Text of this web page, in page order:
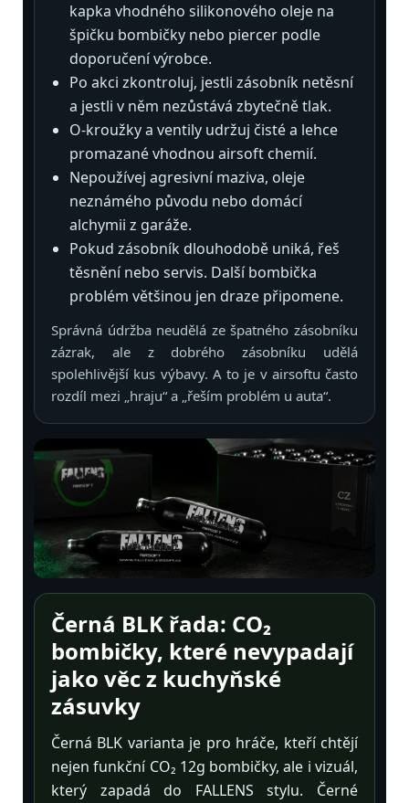
kapka vhodného silikonového oleje na
špičku bombičky nebo piercer podle
doporučení výrobce.
Po akci zkontroluj, jestli zásobník netěsní
a jestli v něm nezůstává zbytečně tlak.
O-kroužky a ventily udržuj čisté a lehce
promazané vhodnou airsoft chemií.
Nepoužívej agresivní maziva, oleje
neznámého původu nebo domácí
alchymii z garáže.
Pokud zásobník dlouhodobě uniká, řeš
těsnění nebo servis. Další bombička
problém většinou jen draze připomene.
Správná údržba neudělá ze špatného zásobníku
zázrak, ale z dobrého zásobníku udělá
spolehlivější kus výbavy. A to je v airsoftu často
rozdíl mezi „hraju“ a „řeším problém u auta“.
Černá BLK řada: CO₂
bombičky, které nevypadají
jako věc z kuchyňské
zásuvky
Černá BLK varianta je pro hráče, kteří chtějí
nejen funkční CO₂ 12g bombičky, ale i vizuál,
který zapadá do FALLENS stylu. Černé